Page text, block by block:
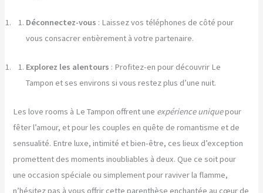
Déconnectez-vous : Laissez vos téléphones de côté pour
vous consacrer entièrement à votre partenaire.
Explorez les alentours : Profitez-en pour découvrir Le
Tampon et ses environs si vous restez plus d’une nuit.
Les love rooms à Le Tampon offrent une expérience uniquepour
fêter l’amour, et pour les couples en quête de romantisme et de
sensualité. Entre luxe, intimité et bien-être, ces lieux d’exception
promettent des moments inoubliables à deux. Que ce soit pour
une occasion spéciale ou simplement pour raviver la flamme,
n’hésitez pas à vous offrir cette parenthèse enchantée au cœur de